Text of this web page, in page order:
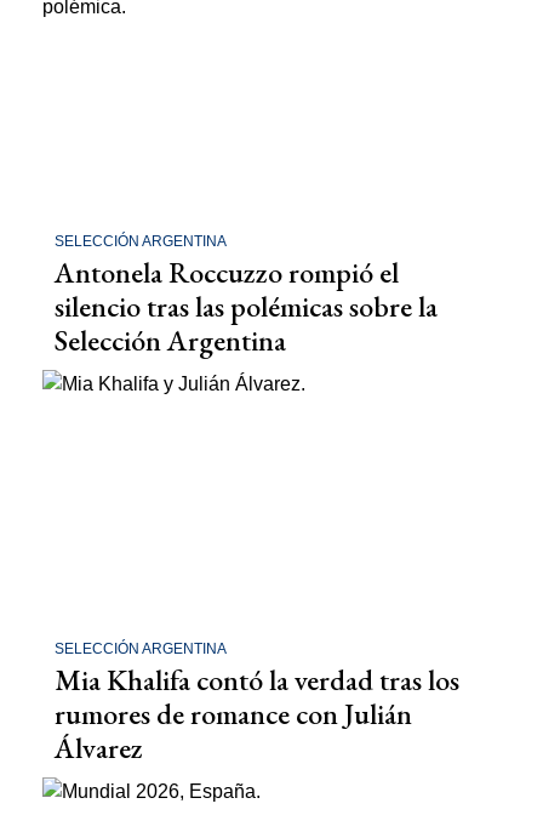
SELECCIÓN ARGENTINA
Antonela Roccuzzo rompió el
silencio tras las polémicas sobre la
Selección Argentina
SELECCIÓN ARGENTINA
Mia Khalifa contó la verdad tras los
rumores de romance con Julián
Álvarez